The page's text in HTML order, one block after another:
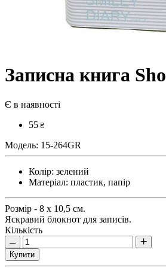
Записна книга
Є в наявності
55 ₴
Модель: 15-264GR
Колір: зелений
Матеріал: пластик, папір
Розмір - 8 х 10,5 см.
Яскравий блокнот для записів.
Кількість
Купити